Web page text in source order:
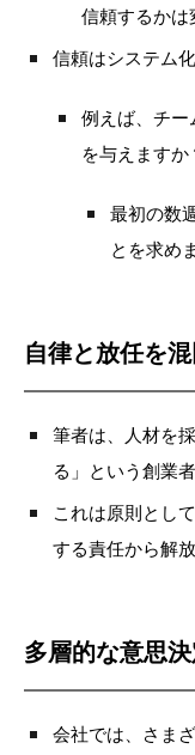
信頼するかは
信頼はシステム
例えば、チ
を与えますか
最初の数
とを求め
自律と放任を
筆者は、人材を
る」という創業
これは原則とし
する責任から解
多層的な意思
会社では、さま